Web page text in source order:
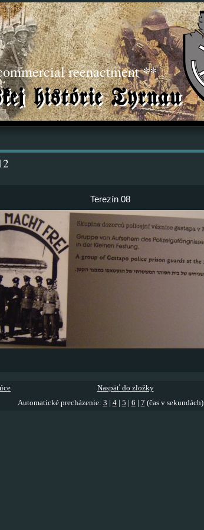
reenactment **
Terezín 08
Naspäť do zložky
Automatické precházenie: 3 4| 5 6 7 (čas v sekundách)